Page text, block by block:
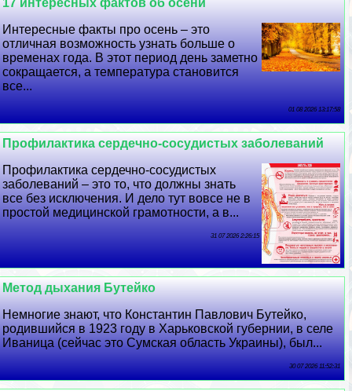
Интересные факты про осень – это
отличная возможность узнать больше о
временах года. В этот период день заметно
сокращается, а температура становится
все...
01 08 2026 13:17:58
Профилактика сердечно-сосудистых заболеваний
Профилактика сердечно-сосудистых
заболеваний – это то, что должны знать
все без исключения. И дело тут вовсе не в
простой медицинской грамотности, а в...
31 07 2026 2:26:15
Метод дыхания Бутейко
Немногие знают, что Константин Павлович Бутейко,
родившийся в 1923 году в Харьковской губернии, в селе
Иваница (сейчас это Сумская область Украины), был...
30 07 2026 11:52:31